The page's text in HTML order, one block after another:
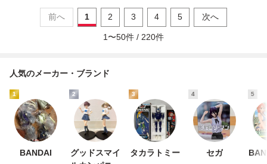
前へ 1 2 3 4 5 次へ
1 〜50件 / 220件
人気のメーカー・ブランド
1
BANDAI
2
グッドスマイ
3
タカラトミー
4
セガ
5